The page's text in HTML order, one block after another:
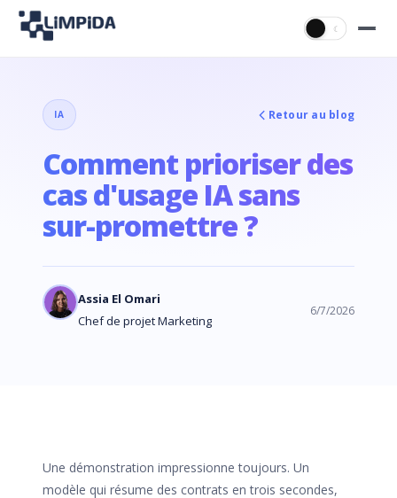
☾
IA Retour au blog
Comment prioriser des
cas d'usage IA sans
sur-promettre ?
Assia El Omari
Chef de projet Marketing
6/7/2026
Une démonstration impressionne toujours. Un
modèle qui résume des contrats en trois secondes,